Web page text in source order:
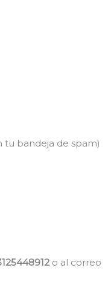
tu bandeja de spam)
o al correo